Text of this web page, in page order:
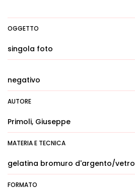
OGGETTO
singola foto
negativo
AUTORE
Primoli, Giuseppe
MATERIA E TECNICA
gelatina bromuro d'argento/vetro
FORMATO